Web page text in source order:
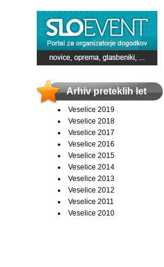
Arhiv preteklih let
Veselice 2019
Veselice 2018
Veselice 2017
Veselice 2016
Veselice 2015
Veselice 2014
Veselice 2013
Veselice 2012
Veselice 2011
Veselice 2010